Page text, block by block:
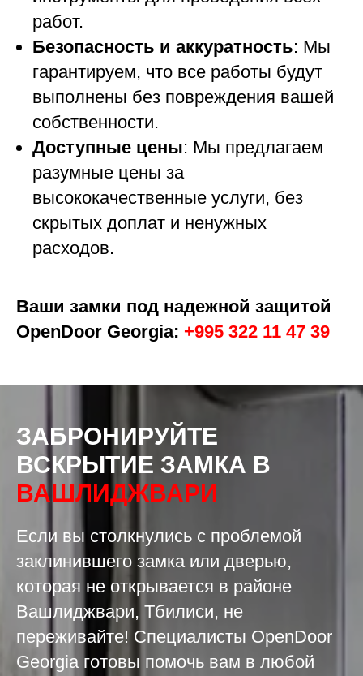
работ.
Безопасность и аккуратность: Мы
гарантируем, что все работы будут
выполнены без повреждения вашей
собственности.
Доступные цены: Мы предлагаем
разумные цены за
высококачественные услуги, без
скрытых доплат и ненужных
расходов.
Ваши замки под надежной защитой
OpenDoor Georgia: +995 322 11 47 39
ЗАБРОНИРУЙТЕ
ВСКРЫТИЕ ЗАМКА В
ВАШЛИДЖВАРИ
Если вы столкнулись с проблемой
заклинившего замка или дверью,
которая не открывается в районе
Вашлиджвари, Тбилиси, не
переживайте! Специалисты OpenDoor
Georgia готовы помочь вам в любой